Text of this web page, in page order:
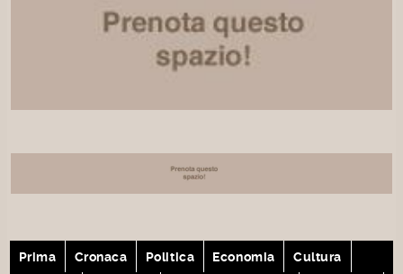
Prima Cronaca Politica Economia Cultura